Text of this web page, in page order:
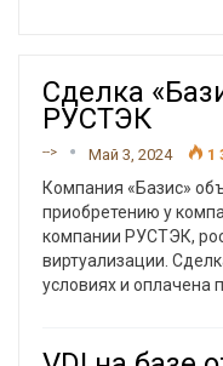
Сделка
РУСТЭК
--> Май 3, 2024 1
Компания «Базис»
приобретению у
компании РУСТЭК,
виртуализации.
условиях и оплачена